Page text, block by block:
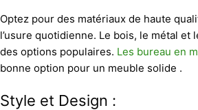
Optez pour des matériaux de haute
l’usure quotidienne. Le bois, le métal et
des options populaires. Les bureau en
bonne option pour un meuble solide .
Style et Design :